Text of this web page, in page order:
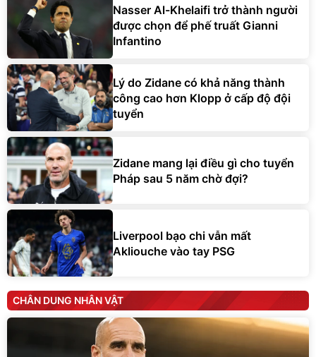
Nasser Al-Khelaifi trở thành người
được chọn để phế truất Gianni
Infantino
Lý do Zidane có khả năng thành
công cao hơn Klopp ở cấp độ đội
tuyển
Zidane mang lại điều gì cho tuyển
Pháp sau 5 năm chờ đợi?
Liverpool bạo chi vẫn mất
Akliouche vào tay PSG
CHÂN DUNG NHÂN VẬT